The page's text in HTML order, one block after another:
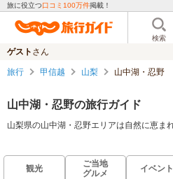
旅に役立つ口コミ100万件掲載！
検索
ゲスト さん
旅行 甲信越 山梨 山中湖・忍野
山中湖・忍野の旅行ガイド
観光
ご当地
グルメ
イベント